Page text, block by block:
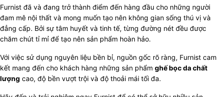
Furnist đã và đang trở thành điểm đến hàng đầu cho những người
đam mê nội thất và mong muốn tạo nên không gian sống thú vị và
đẳng cấp. Bởi sự tâm huyết và tinh tế, từng đường nét đều được
chăm chút tỉ mỉ để tạo nên sản phẩm hoàn hảo.
Với việc sử dụng nguyên liệu bền bỉ, nguồn gốc rõ ràng, Furnist cam
kết mang đến cho khách hàng những sản phẩm ghế bọc da chất
lượng cao, độ bền vượt trội và độ thoải mái tối đa.